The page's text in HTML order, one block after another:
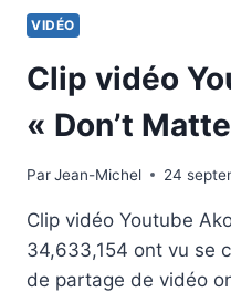
COUPE
MONDE
VIDÉO
Clip vidéo
« Don’t
ParJean-Michel
24 septembre 202524
Clip vidéo Youtube
34,633,154 ont vu se
de partage de vidéo